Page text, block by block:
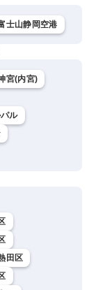
士山静岡空港
宮(内宮)
ル
田区